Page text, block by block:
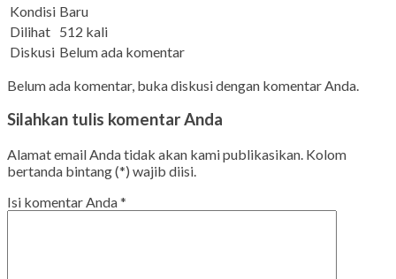
Kondisi Baru
Dilihat 512 kali
Diskusi Belum ada komentar
Belum ada komentar, buka diskusi dengan komentar Anda.
Silahkan tulis komentar Anda
Alamat email Anda tidak akan kami publikasikan. Kolom
bertanda bintang (*) wajib diisi.
Isi komentar Anda*